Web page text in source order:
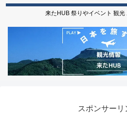
来たHUB 祭りやイベント 観光
スポンサーリ